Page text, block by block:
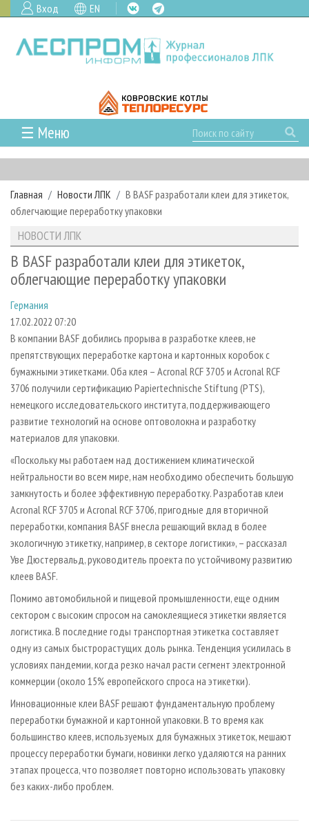
Вход EN
☰ Меню
ГЛАВНАЯ
РУБРИКИ И ТЕМЫ
РУБРИКИ ЖУРНАЛА
ЛЕСОЗАГОТОВКА
ЛЕСОПИЛЕНИЕ
СУШКА ДРЕВЕСИНЫ
ПРОИЗВОДСТВО ДРЕВЕСНЫХ ПЛИТ
ДЕРЕВЯННОЕ ДОМОСТРОЕНИЕ
ПРОИЗВОДСТВО МЕБЕЛИ
БИОЭНЕРГЕТИКА
ЦБП
ИНСТРУМЕНТ И МАТЕРИАЛЫ
НОВОСТИ
НОВОСТИ ЛПК
НОВОСТИ ЖУРНАЛА
ПРОЕКТЫ ЛПИ
АНАЛИТИКА
ПРЕДПРИЯТИЯ ЛПК
ПЕРСОНЫ
МОБИЛЬНЫЕ ВЫСТАВКИ
ОФИЦИАЛЬНЫЕ ДЕЛЕГАЦИИ
ПРИОРИТЕТНЫЕ ИНВЕСТПРОЕКТЫ
RUSSIAN FORESTRY REVIEW
ГАЗЕТА ЛЕСПРОМФОРУМ
БИБЛИОТЕКА СПЕЦИАЛИСТА
АРХИВ
АРХИВ ЖУРНАЛОВ
О ЖУРНАЛЕ
КОНТАКТЫ
РЕКЛАМОДАТЕЛЯМ
РЕКЛАМА
РЕКЛАМА НА САЙТЕ
Главная Новости ЛПК
В BASF разработали клеи для этикеток,
облегчающие переработку упаковки
НОВОСТИ ЛПК
В BASF разработали клеи для этикеток,
облегчающие переработку упаковки
Германия
17.02.2022 07:20
В компании BASF добились прорыва в разработке клеев, не
препятствующих переработке картона и картонных коробок с
бумажными этикетками. Оба клея – Acronal RCF 3705 и Acronal RCF
3706 получили сертификацию Papiertechnische Stiftung (PTS),
немецкого исследовательского института, поддерживающего
развитие технологий на основе оптоволокна и разработку
материалов для упаковки.
«Поскольку мы работаем над достижением климатической
нейтральности во всем мире, нам необходимо обеспечить большую
замкнутость и более эффективную переработку. Разработав клеи
Acronal RCF 3705 и Acronal RCF 3706, пригодные для вторичной
переработки, компания BASF внесла решающий вклад в более
экологичную этикетку, например, в секторе логистики», – рассказал
Уве Дюстервальд, руководитель проекта по устойчивому развитию
клеев BASF.
Помимо автомобильной и пищевой промышленности, еще одним
сектором с высоким спросом на самоклеящиеся этикетки является
логистика. В последние годы транспортная этикетка составляет
одну из самых быстрорастущих доль рынка. Тенденция усилилась в
условиях пандемии, когда резко начал расти сегмент электронной
коммерции (около 15% европейского спроса на этикетки).
Инновационные клеи BASF решают фундаментальную проблему
переработки бумажной и картонной упаковки. В то время как
большинство клеев, используемых для бумажных этикеток, мешают
процессу переработки бумаги, новинки легко удаляются на ранних
этапах процесса, что позволяет повторно использовать упаковку
без каких-либо проблем.